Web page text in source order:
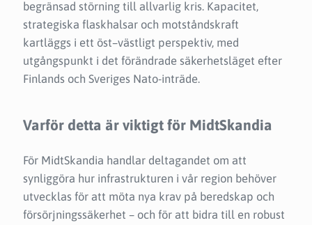
begränsad störning till allvarlig kris. Kapacitet,
strategiska flaskhalsar och motståndskraft
kartläggs i ett öst–västligt perspektiv, med
utgångspunkt i det förändrade säkerhetsläget efter
Finlands och Sveriges Nato-inträde.
Varför detta är viktigt för MidtSkandia
För MidtSkandia handlar deltagandet om att
synliggöra hur infrastrukturen i vår region behöver
utvecklas för att möta nya krav på beredskap och
försörjningssäkerhet – och för att bidra till en robust